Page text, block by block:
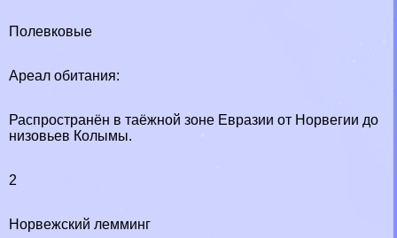
Полевковые
Ареал обитания:
Распространён в таёжной зоне Евразии от Норвегии до
низовьев Колымы.
2
Норвежский лемминг